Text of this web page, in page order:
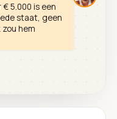
€ 5.000 is een
staat, geen
hem